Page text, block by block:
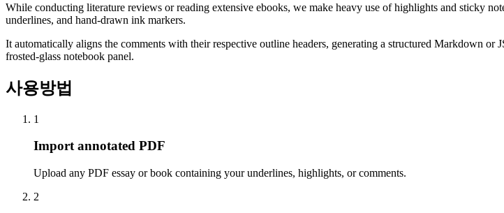
While conducting literature reviews or reading extensive ebooks, we make heavy use of highlights and sticky
underlines, and hand-drawn ink markers.
It automatically aligns the comments with their respective outline headers, generating a structured Markdown
frosted-glass notebook panel.
사용방법
1
Import annotated PDF
Upload any PDF essay or book containing your underlines, highlights, or comments.
2